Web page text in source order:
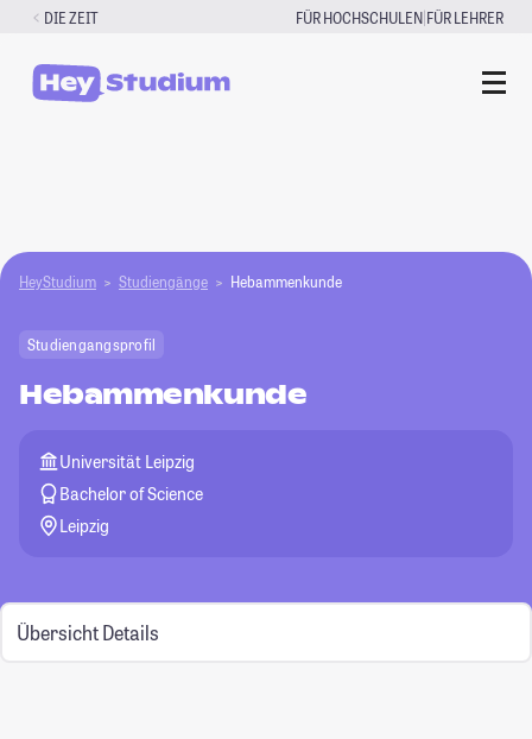
Zum
springen
DIE ZEIT FÜR HOCHSCHULEN|FÜR LEHRER
HeyStudium Studiengänge Hebammenkunde
Studiengangsprofil
Hebammenkunde
Universität Leipzig
Bachelor of Science
Leipzig
Übersicht Details